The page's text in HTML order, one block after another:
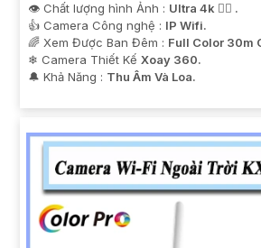
👁 Chất lượng hình Ảnh : Ultra 4k 👍🏾 .
👍 Camera Công nghệ : IP Wifi.
🌈 Xem Được Ban Đêm : Full Color 30m
❄ Camera Thiết Kế Xoay 360.
️🔔 Khả Năng : Thu Âm Và Loa.